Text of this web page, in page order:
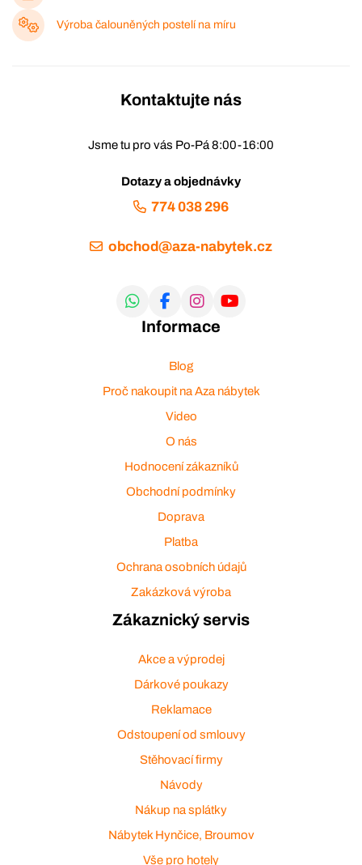
Výroba čalouněných postelí na míru
Kontaktujte nás
Jsme tu pro vás Po-Pá 8:00-16:00
Dotazy a objednávky
774 038 296
obchod@aza-nabytek.cz
Informace
Blog
Proč nakoupit na Aza nábytek
Video
O nás
Hodnocení zákazníků
Obchodní podmínky
Doprava
Platba
Ochrana osobních údajů
Zakázková výroba
Zákaznický servis
Akce a výprodej
Dárkové poukazy
Reklamace
Odstoupení od smlouvy
Stěhovací firmy
Návody
Nákup na splátky
Nábytek Hynčice, Broumov
Vše pro hotely